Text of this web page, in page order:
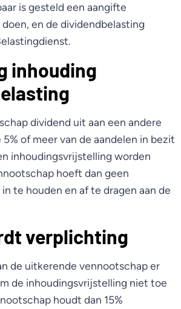
is gesteld een aangifte
en de dividendbelasting
inhouding
dividend uit aan een andere
of meer van de aandelen in bezit
inhoudingsvrijstelling worden
hoeft dan geen
te houden en af te dragen aan de
verplichting
de uitkerende vennootschap er
de inhoudingsvrijstelling niet toe
houdt dan 15%